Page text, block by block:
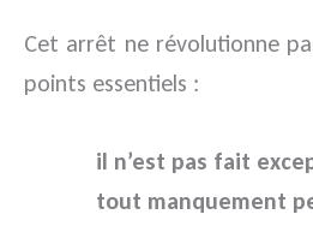
Cet arrêt ne révolutionne
points essentiels :
il n’est pas fait
tout manquement